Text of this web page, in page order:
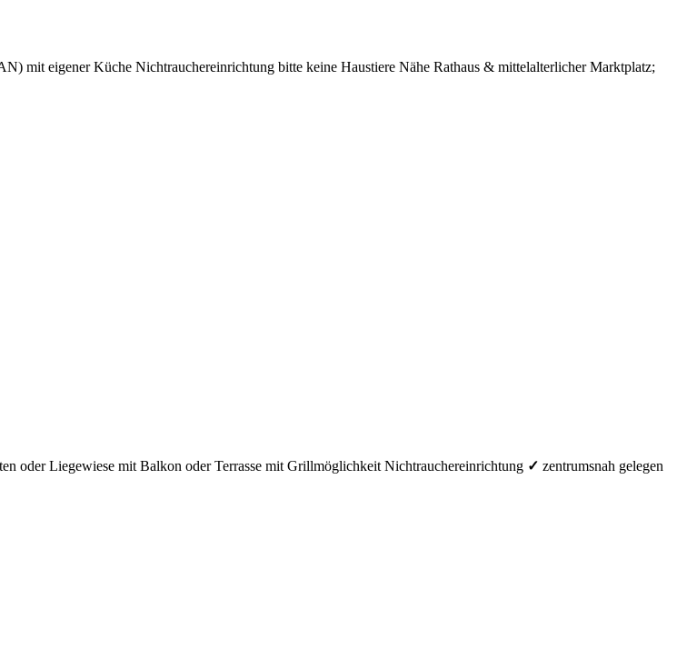
mit eigener Küche Nichtrauchereinrichtung bitte keine Haustiere Nähe Rathaus & mittelalterlicher Marktplatz;
oder Liegewiese mit Balkon oder Terrasse mit Grillmöglichkeit Nichtrauchereinrichtung ✓ zentrumsnah gelegen